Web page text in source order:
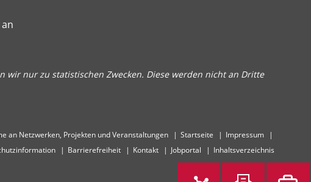
wir nur zu statistischen Zwecken. Diese werden nicht an Dritte
an Netzwerken, Projekten und Veranstaltungen Startseite
Impressum
Barrierefreiheit Kontakt Jobportal Inhaltsverzeichnis